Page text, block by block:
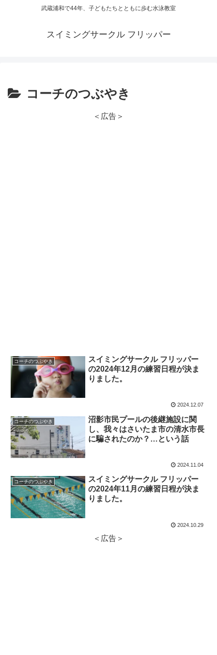
武蔵浦和で44年、子どもたちとともに歩む水泳教室
スイミングサークル フリッパー
コーチのつぶやき
＜広告＞
コーチのつぶやき
スイミングサークル フリッパー
の2024年12月の練習日程が決ま
りました。
2024.12.07
コーチのつぶやき
沼影市民プールの後継施設に関
し、我々はさいたま市の清水市長
に騙されたのか？…という話
2024.11.04
コーチのつぶやき
スイミングサークル フリッパー
の2024年11月の練習日程が決ま
りました。
2024.10.29
＜広告＞